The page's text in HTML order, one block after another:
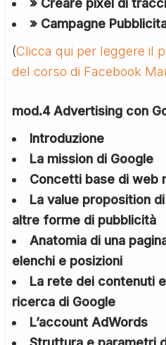
» Creare pixel di
» Campagne
(Clicca qui per leggere il
del corso di Facebook
mod.4 Advertising con
Introduzione
La mission di Google
Concetti base di web
La value proposition
altre forme di pubblicità
Anatomia di una
elenchi e posizioni
La rete dei contenuti
ricerca di Google
L’account AdWords